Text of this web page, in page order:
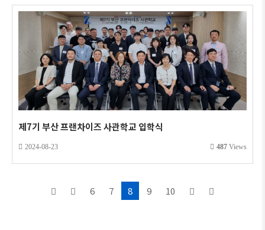
제7기 부산 프랜차이즈 사관학교 입학식
2024-08-23 487 Views
6 7 8 9 10